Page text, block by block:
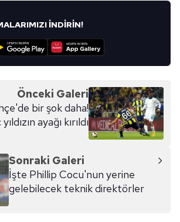
İNDİRİN!
Önceki Galeri
bir şok daha!
ayağı kırıldı
Sonraki Galeri
İşte Phillip Cocu'nun yerine
gelebilecek teknik direktörler